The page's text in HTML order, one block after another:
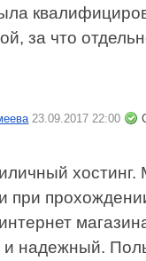
за что
23.09.2017 22:00
хостинг.
при
и надежный.